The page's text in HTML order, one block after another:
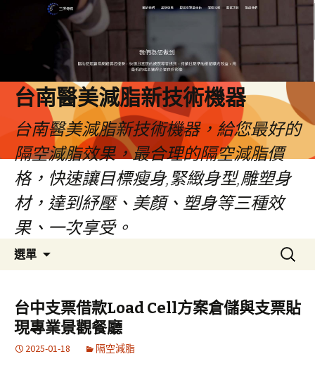
台南醫美減脂新技術機器
台南醫美減脂新技術機器，給您最好的
隔空減脂效果，最合理的隔空減脂價
格，快速讓目標瘦身,緊緻身型,雕塑身
材，達到紓壓、美顏、塑身等三種效
果、一次享受。
選單
容
搜
尋
鍵
字:
台中支票借款Load Cell方案倉儲與支票貼
現專業景觀餐廳
2025-01-18 隔空減脂